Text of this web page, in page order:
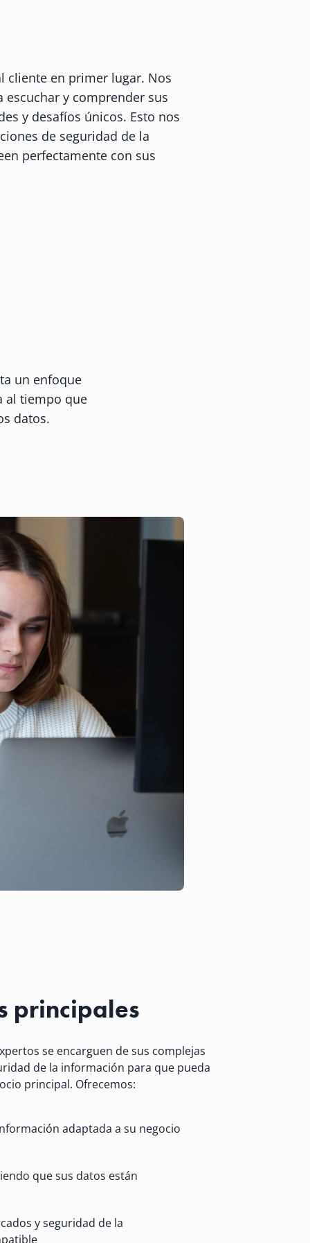
cliente en primer lugar. Nos
y comprender sus
y desafíos únicos. Esto nos
de seguridad de la
perfectamente con sus
un enfoque
al tiempo que
datos.
principales
se encarguen de sus complejas
de la información para que pueda
principal. Ofrecemos:
adaptada a su negocio
que sus datos están
y seguridad de la